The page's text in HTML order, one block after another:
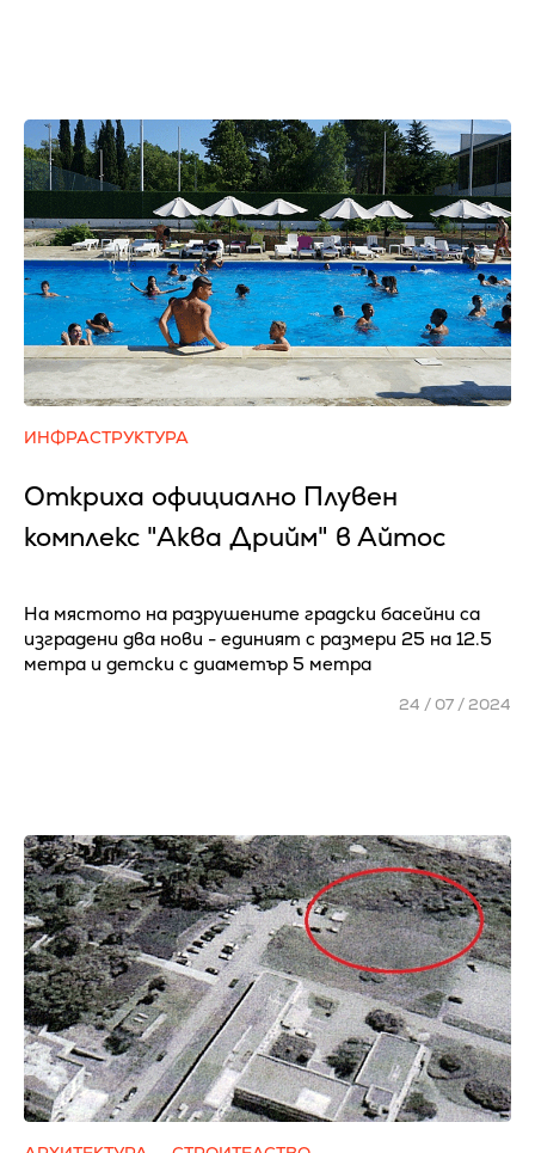
ИНФРАСТРУКТУРА
Откриха официално Плувен
комплекс "Аква Дрийм" в Айтос
На мястото на разрушените градски басейни са
изградени два нови - единият с размери 25 на 12.5
метра и детски с диаметър 5 метра
24 / 07 / 2024